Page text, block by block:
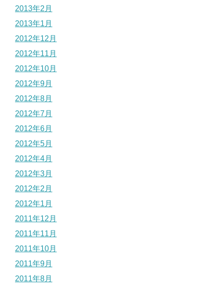
2013年2月
2013年1月
2012年12月
2012年11月
2012年10月
2012年9月
2012年8月
2012年7月
2012年6月
2012年5月
2012年4月
2012年3月
2012年2月
2012年1月
2011年12月
2011年11月
2011年10月
2011年9月
2011年8月